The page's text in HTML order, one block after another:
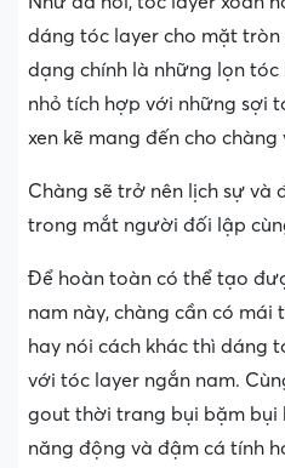
dáng tóc layer cho mặt
dạng chính là những lọn
nhỏ tích hợp với những sợi
xen kẽ mang đến cho
Chàng sẽ trở nên lịch sự và
trong mắt người đối lập
Để hoàn toàn có thể tạo
nam này, chàng cần có
hay nói cách khác thì dáng
với tóc layer ngắn nam.
gout thời trang bụi bặm bụi
năng động và đậm cá tính